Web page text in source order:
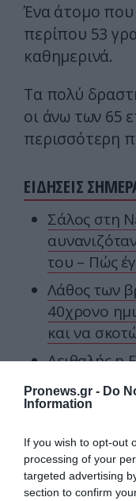
Pronews.gr - Do
Information
If you wish to opt-out
processing of your
targeted advertising
section to confirm
Ένα άτομο που
περίπου 53
καθημερινά.
Τα πολύ
οι άνω των 65
περισσότερη
ΕΙΔΗΣΕΙΣ
Σάλος στη
του – Πώς
Λάθος των
40χρονο
και να
Αειθαλής η
με μαγιό
(φωτο)
Google
τις